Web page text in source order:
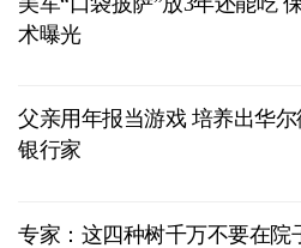
术曝光
父亲用年报当游戏 培养出华
银行家
专家：这四种树千万不要在院